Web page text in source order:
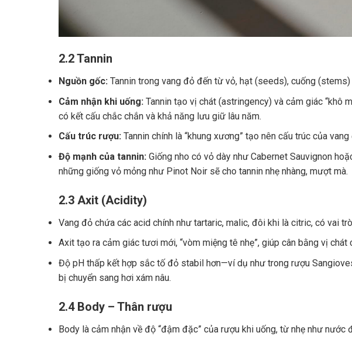
2.2 Tannin
Nguồn gốc:Tannin trong vang đỏ đến từ vỏ, hạt (seeds), cuống
Cảm nhận khi uống:Tannin tạo vị chát (astringency) và cảm giác “khô
có kết cấu chắc chắn và khả năng lưu giữ lâu năm.
Cấu trúc rượu:Tannin chính là “khung xương” tạo nên cấu trúc của
Độ mạnh của tannin:Giống nho có vỏ dày như Cabernet Sauvignon
những giống vỏ mỏng như Pinot Noir sẽ cho tannin nhẹ nhàng, mượt mà.
2.3 Axit (Acidity)
Vang đỏ chứa các acid chính như tartaric, malic, đôi khi là citric, có vai
Axit tạo ra cảm giác tươi mới, “vòm miệng tê nhẹ”, giúp cân bằng vị chát
Độ pH thấp kết hợp sắc tố đỏ stabil hơn—ví dụ như trong rượu
bị chuyển sang hơi xám nâu.
2.4 Body – Thân rượu
Body là cảm nhận về độ “đậm đặc” của rượu khi uống, từ nhẹ như nước